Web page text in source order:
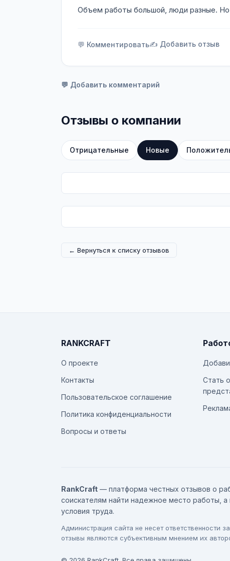
Объем работы большой, люди разные.
💬 Комментировать✍️ Добавить отзыв
💬 Добавить комментарий
Отзывы о компании
Отрицательные Новые
← Вернуться к списку отзывов
RANKCRAFT
О проекте
Контакты
Пользовательское соглашение
Политика конфиденциальности
Вопросы и ответы
Стать
RankCraft — платформа честных отзывов о
соискателям найти надежное место работы,
условия труда.
Администрация сайта не несет
отзывы являются субъективным мнением их